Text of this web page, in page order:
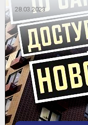
28.03.2023